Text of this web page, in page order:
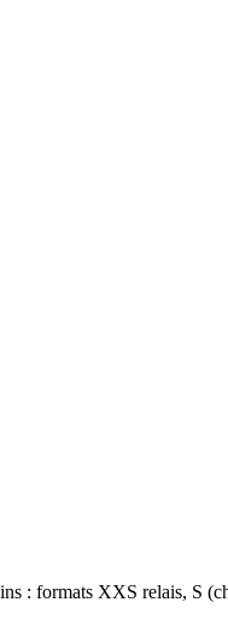
: formats XXS relais, S